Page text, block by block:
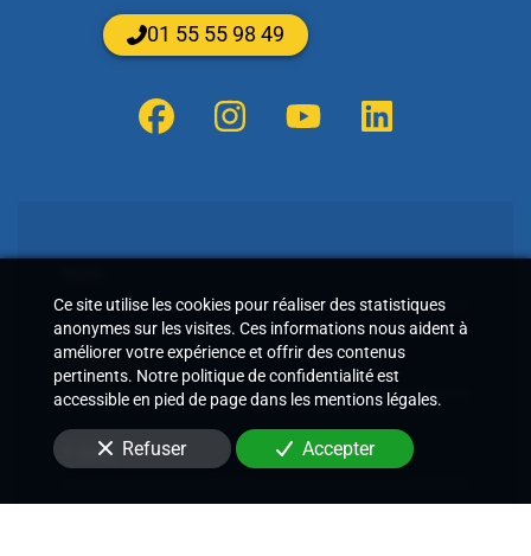
Téléphone
E-Mail
01 55 55 98 49
Ce site utilise les cookies pour réaliser des statistiques
anonymes sur les visites. Ces informations nous aident à
améliorer votre expérience et offrir des contenus
pertinents. Notre politique de confidentialité est
accessible en pied de page dans les mentions légales.
Refuser Accepter